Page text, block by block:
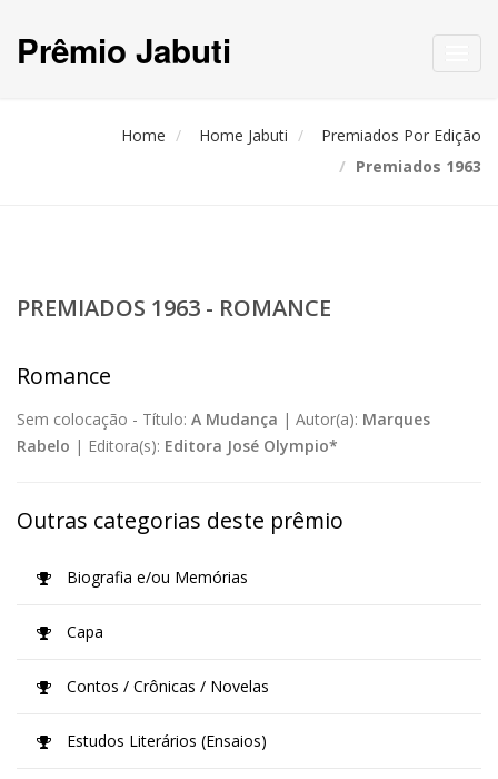
Prêmio Jabuti
Home Home Jabuti
Premiados Por Edição
Premiados 1963
PREMIADOS 1963 - ROMANCE
Romance
Sem colocação - Título: A Mudança | Autor(a): Marques
Rabelo | Editora(s): Editora José Olympio*
Outras categorias deste prêmio
Biografia e/ou Memórias
Capa
Contos / Crônicas / Novelas
Estudos Literários (Ensaios)